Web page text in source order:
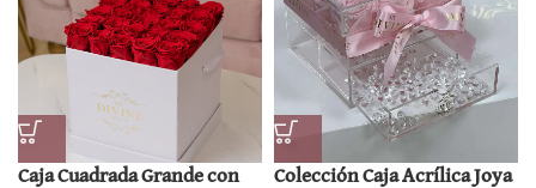
Caja Cuadrada Grande con
Colección Caja Acrílica Joya